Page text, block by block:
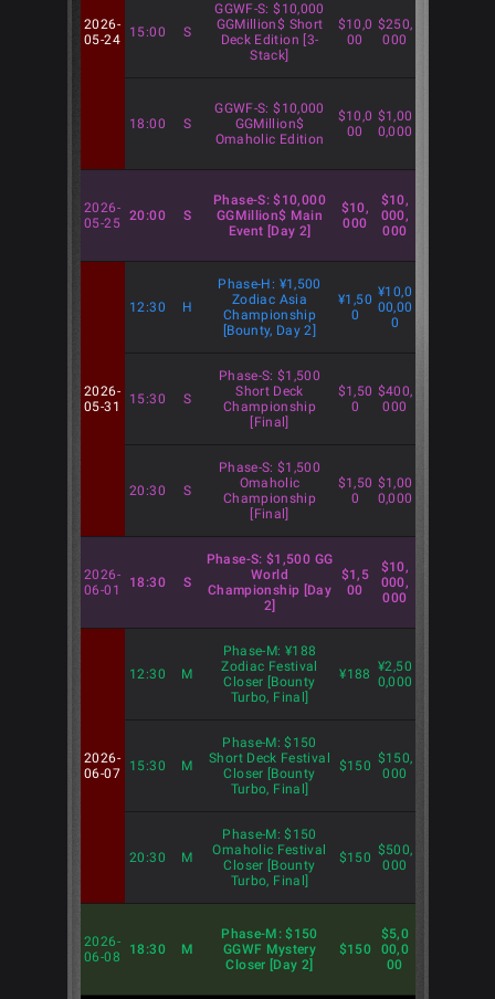
2026-
05-24
15:00 S
GGWF-S: $10,000
GGMillion$ Short
Deck Edition [3-
Stack]
$10,0
00
$250,
000
18:00 S
GGWF-S: $10,000
GGMillion$
Omaholic Edition
$10,0
00
$1,00
0,000
2026-
05-25 20:00 S
Phase-S: $10,000
GGMillion$ Main
Event [Day 2]
$10,
000
$10,
000,
000
2026-
05-31
12:30 H
Phase-H: ¥1,500
Zodiac Asia
Championship
[Bounty, Day 2]
¥1,50
0
¥10,0
00,00
0
15:30 S
Phase-S: $1,500
Short Deck
Championship
[Final]
$1,50
0
$400,
000
20:30 S
Phase-S: $1,500
Omaholic
Championship
[Final]
$1,50
0
$1,00
0,000
2026-
06-01
18:30 S
Phase-S: $1,500 GG
World
Championship [Day
2]
$1,5
00
$10,
000,
000
2026-
06-07
12:30 M
Phase-M: ¥188
Zodiac Festival
Closer [Bounty
Turbo, Final]
¥188 ¥2,50
0,000
15:30 M
Phase-M: $150
Short Deck Festival
Closer [Bounty
Turbo, Final]
$150 $150,
000
20:30 M
Phase-M: $150
Omaholic Festival
Closer [Bounty
Turbo, Final]
$150 $500,
000
2026-
06-08
18:30 M
Phase-M: $150
GGWF Mystery
Closer [Day 2]
$150
$5,0
00,0
00